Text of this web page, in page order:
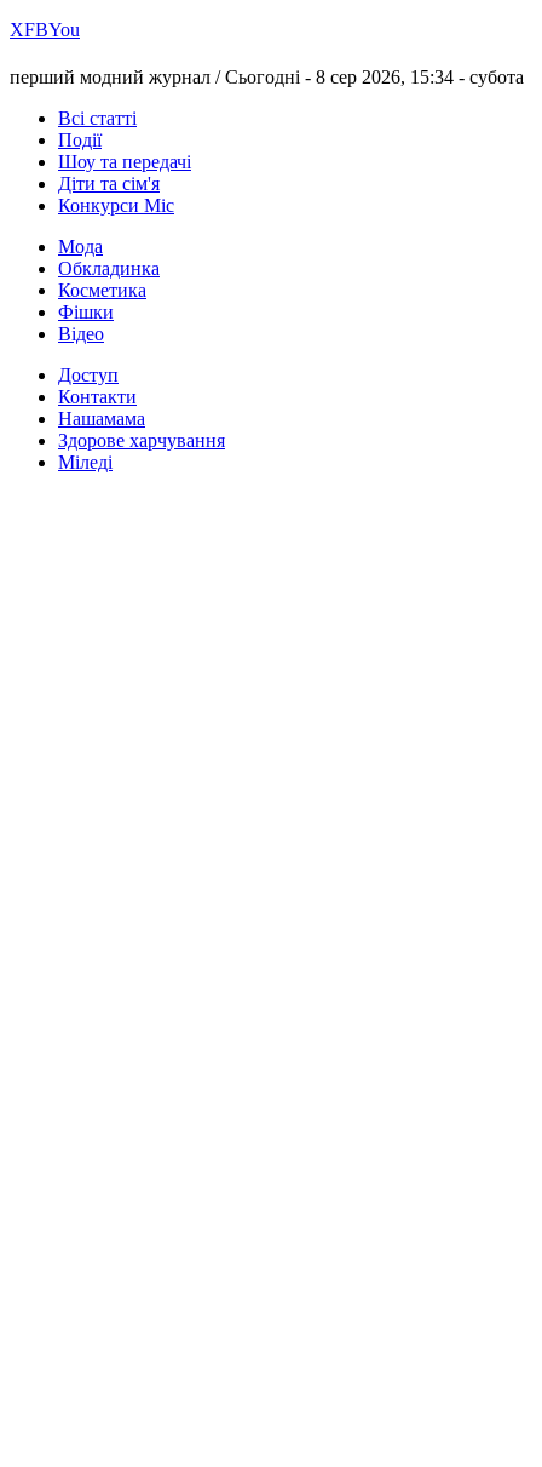
ХFBYou
перший модний журнал /Сьогодні - 8 сер 2026, 15:34 - субота
Всі статті
Події
Шоу та передачі
Діти та сім'я
Конкурси Міс
Мода
Обкладинка
Косметика
Фішки
Відео
Доступ
Контакти
Нашамама
Здорове харчування
Міледі